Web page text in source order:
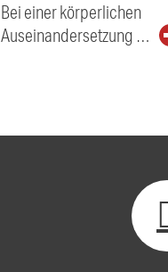
Bei einer körperlichen
Auseinandersetzung …